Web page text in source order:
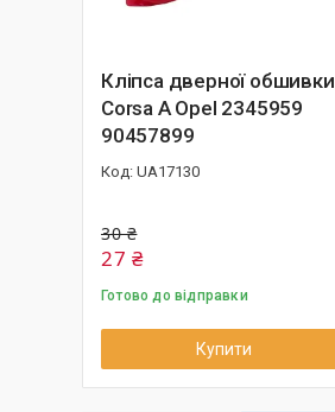
Кліпса дверної обшивки
Corsa A Opel 2345959
90457899
UA17130
30 ₴
27 ₴
Готово до відправки
Купити